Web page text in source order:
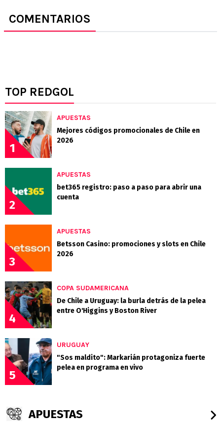
COMENTARIOS
TOP REDGOL
1
APUESTAS
Mejores códigos promocionales de Chile en
2026
2
APUESTAS
bet365 registro: paso a paso para abrir una
cuenta
3
APUESTAS
Betsson Casino: promociones y slots en Chile
2026
4
COPA SUDAMERICANA
De Chile a Uruguay: la burla detrás de la pelea
entre O'Higgins y Boston River
5
URUGUAY
"Sos maldito": Markarián protagoniza fuerte
pelea en programa en vivo
APUESTAS